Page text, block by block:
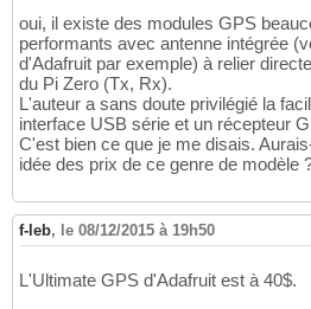
oui, il existe des modules GPS
performants avec antenne intégrée
d'Adafruit par exemple) à relier
du Pi Zero (Tx, Rx).
L'auteur a sans doute privilégié la
interface USB série et un récepteur
C'est bien ce que je me disais.
idée des prix de ce genre de modèle
f-leb, le 08/12/2015 à 19h50
L'Ultimate GPS d'Adafruit est à 40$.